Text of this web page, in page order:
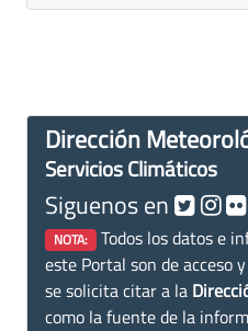
Dirección
Servicios Climáticos
Siguenos en
NOTA: Todos los datos e
este Portal son de acceso
se solicita citar a la
como la fuente de la